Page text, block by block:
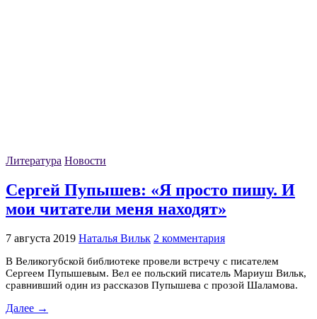
Литература Новости
Сергей Пупышев: «Я просто пишу. И
мои читатели меня находят»
7 августа 2019 Наталья Вильк 2 комментария
В Великогубской библиотеке провели встречу с писателем
Сергеем Пупышевым. Вел ее польский писатель Мариуш Вильк,
сравнивший один из рассказов Пупышева с прозой Шаламова.
Далее →